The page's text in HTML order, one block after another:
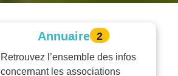
Annuaire 2
Retrouvez l’ensemble des infos
concernant les associations